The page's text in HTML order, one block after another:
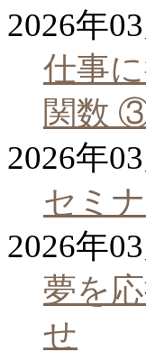
2026年
仕事
関数
2026年
セミ
2026年
夢を
せ